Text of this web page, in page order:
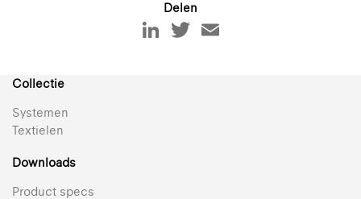
Delen
Collectie
Systemen
Textielen
Downloads
Product specs